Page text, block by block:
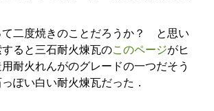
て二度焼きのことだろうか？ と思い
ると三石耐火煉瓦のこのページがヒ
耐火れんがのグレードの一つだそう
ぽい白い耐火煉瓦だった．